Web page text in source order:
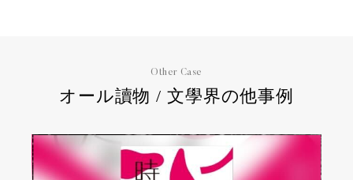
Other Case
オール讀物 / 文學界の他事例